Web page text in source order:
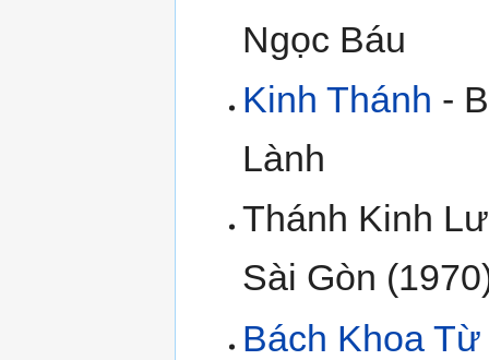
Ngọc Báu
Kinh Thánh -
Lành
Thánh Kinh
Sài Gòn
Bách Khoa